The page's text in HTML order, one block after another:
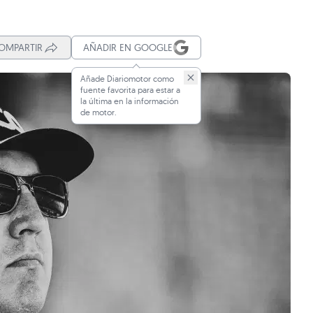
AÑADIR EN GOOGLE
Añade Diariomotor como
fuente favorita para estar a
la última en la información
de motor.